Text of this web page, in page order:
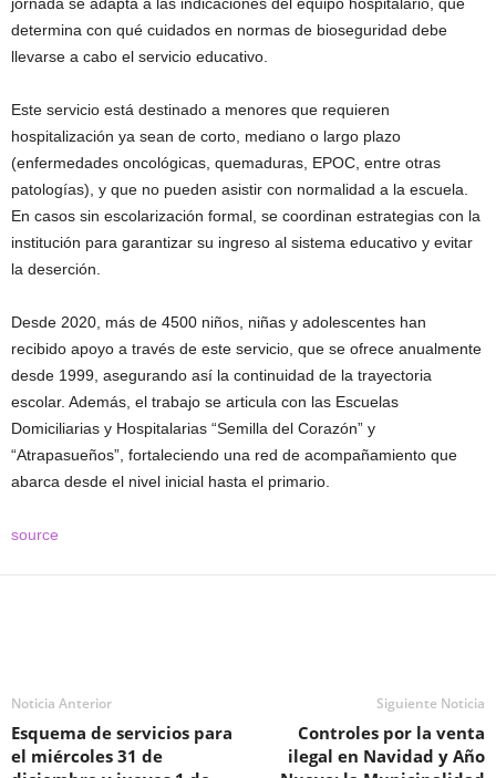
jornada se adapta a las indicaciones del equipo hospitalario, que
determina con qué cuidados en normas de bioseguridad debe
llevarse a cabo el servicio educativo.
Este servicio está destinado a menores que requieren
hospitalización ya sean de corto, mediano o largo plazo
(enfermedades oncológicas, quemaduras, EPOC, entre otras
patologías), y que no pueden asistir con normalidad a la escuela.
En casos sin escolarización formal, se coordinan estrategias con la
institución para garantizar su ingreso al sistema educativo y evitar
la deserción.
Desde 2020, más de 4500 niños, niñas y adolescentes han
recibido apoyo a través de este servicio, que se ofrece anualmente
desde 1999, asegurando así la continuidad de la trayectoria
escolar. Además, el trabajo se articula con las Escuelas
Domiciliarias y Hospitalarias “Semilla del Corazón” y
“Atrapasueños”, fortaleciendo una red de acompañamiento que
abarca desde el nivel inicial hasta el primario.
source
Noticia Anterior
Esquema de servicios para
el miércoles 31 de
Siguiente Noticia
Controles por la venta
ilegal en Navidad y Año